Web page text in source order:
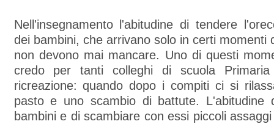
Nell'insegnamento l'abitudine di tendere
dei bambini, che arrivano solo in certi momenti
non devono mai mancare. Uno di questi
credo per tanti colleghi di scuola
ricreazione: quando dopo i compiti ci si
pasto e uno scambio di battute. L'abitudine
bambini e di scambiare con essi piccoli